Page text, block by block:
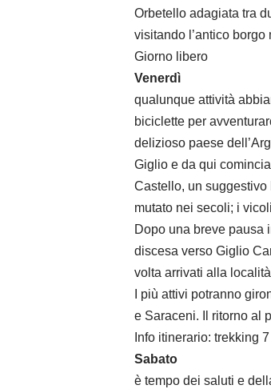
Orbetello adagiata tra
visitando l’antico
Giorno libero
Venerdì
qualunque attività
biciclette per
delizioso paese
Giglio e da qui
Castello, un suggestivo
mutato nei secoli; i
Dopo una breve pausa
discesa verso Giglio
volta arrivati alla
I più attivi potranno
e Saraceni. Il ritorno al
Info itinerario: trekking
Sabato
è tempo dei saluti e